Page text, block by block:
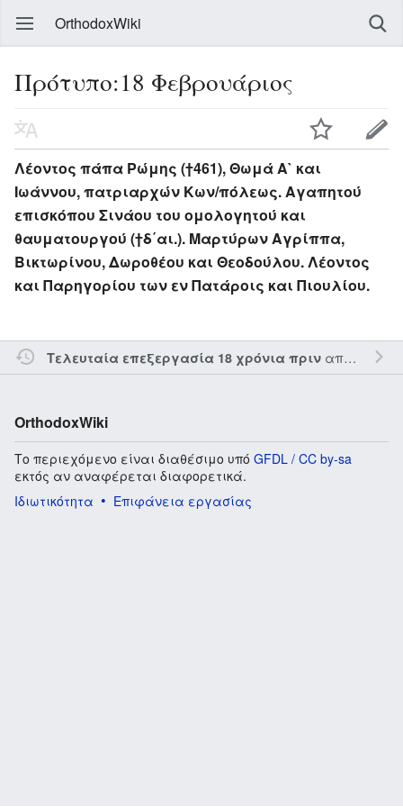
OrthodoxWiki
Πρότυπο:18 Φεβρουάριος
Λέοντος πάπα Ρώμης (†461), Θωμά Α` και
Ιωάννου, πατριαρχών Κων/πόλεως. Αγαπητού
επισκόπου Σινάου του ομολογητού και
θαυματουργού (†δ΄αι.). Μαρτύρων Αγρίππα,
Βικτωρίνου, Δωροθέου και Θεοδούλου. Λέοντος
και Παρηγορίου των εν Πατάροις και Πιουλίου.
Τελευταία επεξεργασία 18 χρόνια πριναπό τον την
OrthodoxWiki
Το περιεχόμενο είναι διαθέσιμο υπό GFDL / CC by-sa
εκτός αν αναφέρεται διαφορετικά.
Ιδιωτικότητα
Επιφάνεια εργασίας